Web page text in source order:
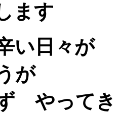
ます
い日々が
が
やって